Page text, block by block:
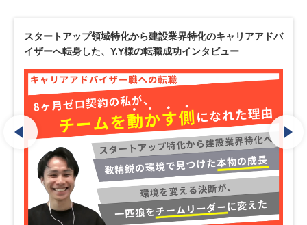
未経験から“本音に寄り添う”キャリアアドバイザーへ。自身
の遠回りを糧に変える、K.S様の転職成功インタビュー